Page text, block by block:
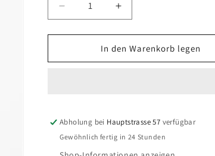
Verringere
die
Menge
MARC
Erhöhe
die
Menge
für
MARC
In den Warenkorb legen
Abholung bei Hauptstrasse 57 verfügbar
Gewöhnlich fertig in 24 Stunden